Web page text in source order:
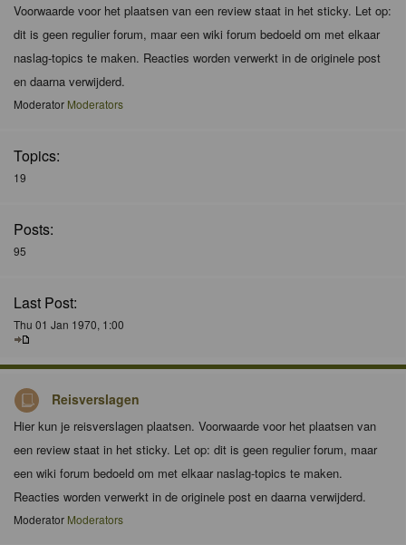
Voorwaarde voor het plaatsen van een review staat in het sticky. Let op:
dit is geen regulier forum, maar een wiki forum bedoeld om met elkaar
naslag-topics te maken. Reacties worden verwerkt in de originele post
en daarna verwijderd.
Moderator Moderators
Topics:
19
Posts:
95
Last Post:
Thu 01 Jan 1970, 1:00
Reisverslagen
Hier kun je reisverslagen plaatsen. Voorwaarde voor het plaatsen van
een review staat in het sticky. Let op: dit is geen regulier forum, maar
een wiki forum bedoeld om met elkaar naslag-topics te maken.
Reacties worden verwerkt in de originele post en daarna verwijderd.
Moderator Moderators